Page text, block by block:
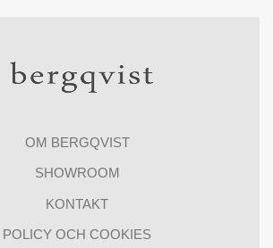
OM BERGQVIST
SHOWROOM
KONTAKT
POLICY OCH COOKIES